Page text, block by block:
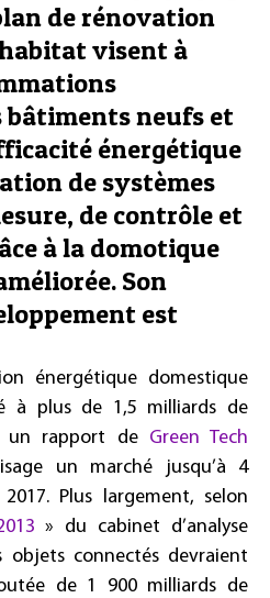
de rénovation
visent à
bâtiments neufs et
énergétique
de systèmes
de contrôle et
à la domotique
Son
est
énergétique domestique
à plus de 1,5 milliards de
un rapport de Green Tech
un marché jusqu’à 4
Plus largement, selon
» du cabinet d’analyse
objets connectés devraient
de 1 900 milliards de